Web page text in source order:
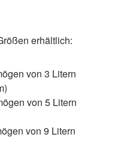
erhältlich:
von 3 Litern
von 5 Litern
von 9 Litern